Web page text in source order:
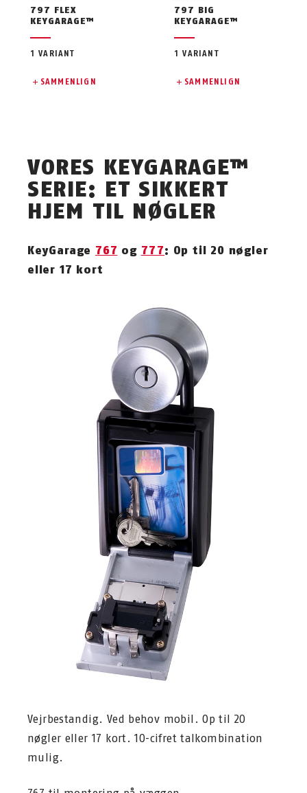
797 FLEX
KEYGARAGE™
1 VARIANT
SAMMENLIGN
797 BIG
KEYGARAGE™
1 VARIANT
SAMMENLIGN
VORES KEYGARAGE™
SERIE: ET SIKKERT
HJEM TIL NØGLER
KeyGarage 767 og 777: Op til 20 nøgler
eller 17 kort
Vejrbestandig. Ved behov mobil. Op til 20
nøgler eller 17 kort. 10-cifret talkombination
mulig.